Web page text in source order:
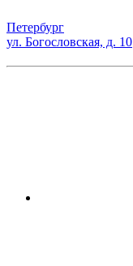
Петербург
ул. Богословская, д. 10